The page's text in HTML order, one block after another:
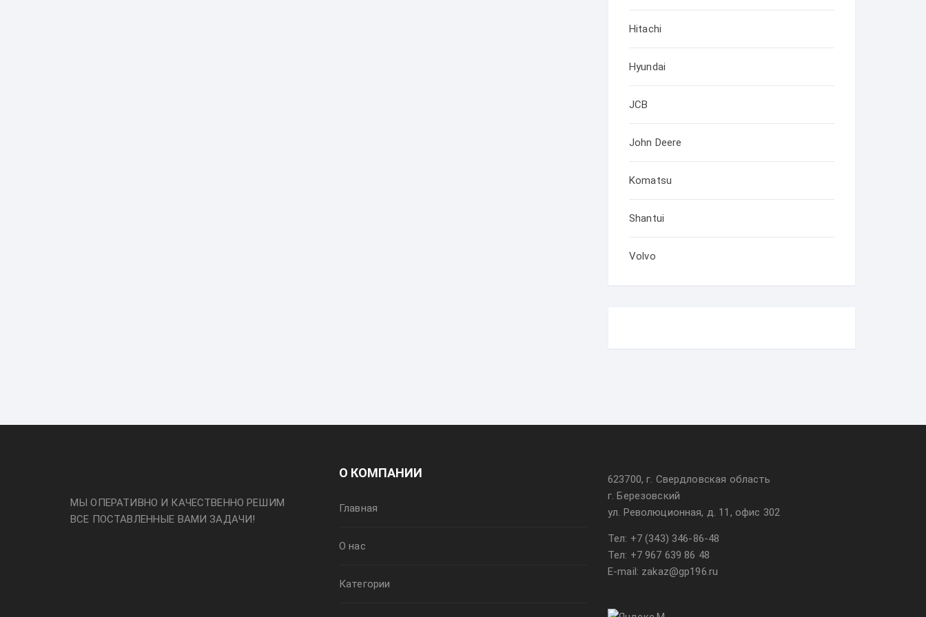
Hitachi
Hyundai
JCB
John Deere
Komatsu
Shantui
Volvo
МЫ ОПЕРАТИВНО И КАЧЕСТВЕННО РЕШИМ
ВСЕ ПОСТАВЛЕННЫЕ ВАМИ ЗАДАЧИ!
О КОМПАНИИ
Главная
О нас
Категории
623700, г. Свердловская область
г. Березовский
ул. Революционная, д. 11, офис 302
Тел: +7 (343) 346-86-48
Тел: +7 967 639 86 48
E-mail: zakaz@gp196.ru